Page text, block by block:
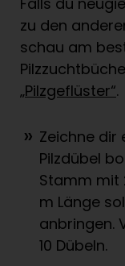
zu den
schau am
„Pilzgeflüster“.
Zeichne dir
Pilzdübel
Stamm mit
m Länge
anbringen.
10 Dübeln.